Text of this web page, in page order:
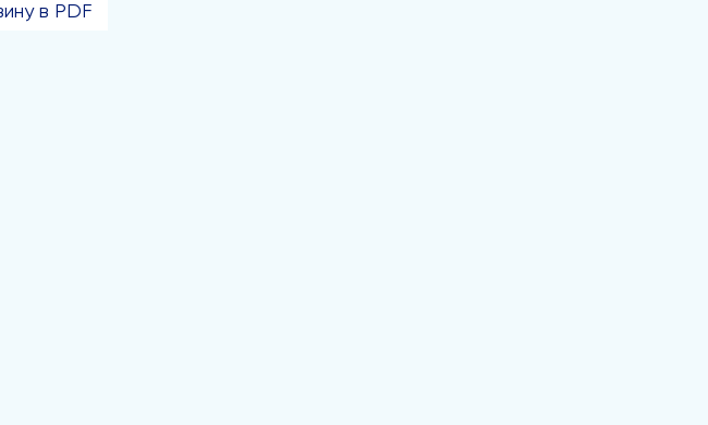
в PDF